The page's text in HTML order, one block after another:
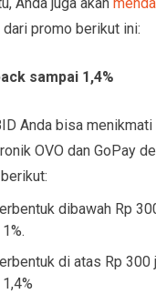
promo berikut ini:
sampai 1,4%
Anda bisa menikmati
OVO dan GoPay
dibawah Rp
di atas Rp 300